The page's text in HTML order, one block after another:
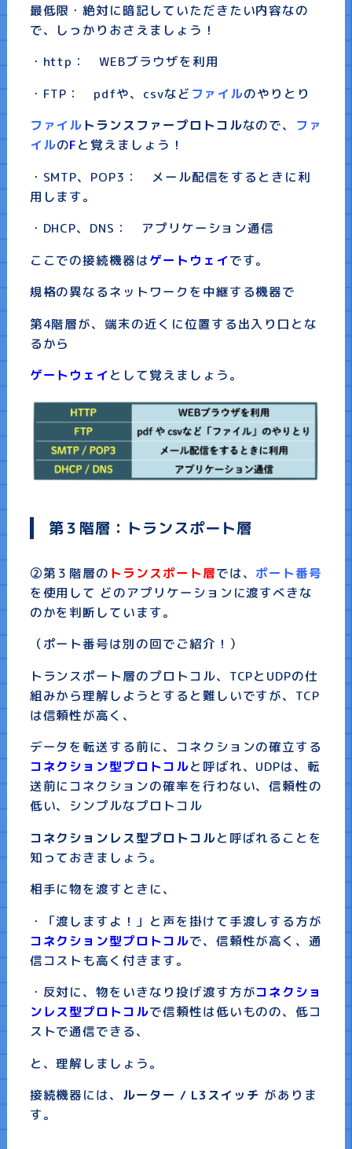
最低限・絶対に暗記していただきたい内容なの
で、しっかりおさえましょう！
・http： WEBブラウザを利用
・FTP： pdfや、csvなど ファイルのやりとり
ファイルトランスファープロトコルなので、 ファ
イルのFと覚えましょう！
・SMTP、POP3： メール配信をするときに利
用します。
・DHCP、DNS： アプリケーション通信
ここでの接続機器はゲートウェイです。
規格の異なるネットワークを中継する機器で
第4階層が、端末の近くに位置する出入り口とな
るから
ゲートウェイ として覚えましょう。
第３階層：トランスポート層
②第３階層の トランスポート層では、 ポート番号
を使用して どのアプリケーションに渡すべきな
のかを判断しています。
（ポート番号は別の回でご紹介！）
トランスポート層のプロトコル、TCPとUDPの仕
組みから理解しようとすると難しいですが、TCP
は信頼性が高く、
データを転送する前に、コネクションの確立する
コネクション型プロトコルと呼ばれ、UDPは、転
送前にコネクションの確率を行わない、信頼性の
低い、シンプルなプロトコル
コネクションレス型プロトコルと呼ばれることを
知っておきましょう。
相手に物を渡すときに、
・「渡しますよ！」と声を掛けて手渡しする方が
コネクション型プロトコルで、信頼性が高く、通
信コストも高く付きます。
・反対に、物をいきなり投げ渡す方がコネクショ
ンレス型プロトコルで信頼性は低いものの、低コ
ストで通信できる、
と、理解しましょう。
接続機器には、 ルーター / L3スイッチ がありま
す。